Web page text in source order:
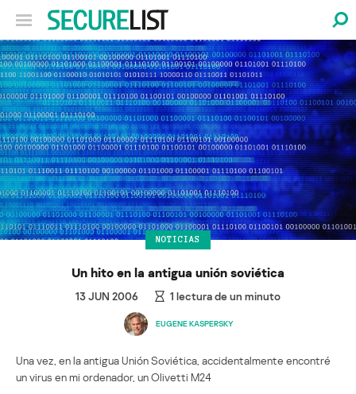
NOTICIAS
Un hito en la antigua unión soviética
13 JUN 2006 1 lectura de un minuto
EUGENE KASPERSKY
Una vez, en la antigua Unión Soviética, accidentalmente encontré
un virus en mi ordenador, un Olivetti M24